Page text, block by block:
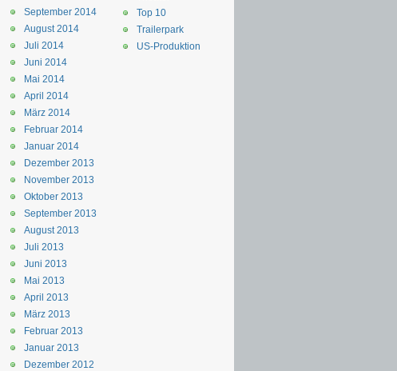
Top 10
Trailerpark
US-Produktion
September 2014
August 2014
Juli 2014
Juni 2014
Mai 2014
April 2014
März 2014
Februar 2014
Januar 2014
Dezember 2013
November 2013
Oktober 2013
September 2013
August 2013
Juli 2013
Juni 2013
Mai 2013
April 2013
März 2013
Februar 2013
Januar 2013
Dezember 2012